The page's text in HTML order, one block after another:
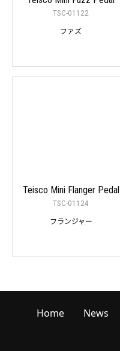
TSC-01122
ファズ
Teisco Mini Flanger Pedal
TSC-01124
フランジャー
Home News